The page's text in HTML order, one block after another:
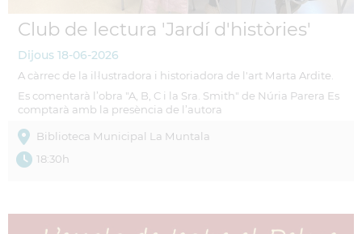
Club de lectura 'Jardí d'històries'
Dijous 18-06-2026
A càrrec de la il·lustradora i historiadora de l'art Marta Ardite.
Es comentarà l’obra "A, B, C i la Sra. Smith" de Núria Parera Es
comptarà amb la presència de l’autora
Biblioteca Municipal La Muntala
18:30h